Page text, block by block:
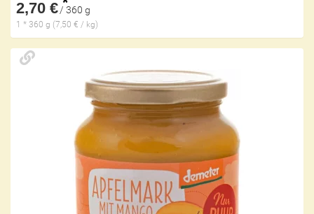
2,70 €/ 360 g
1 * 360 g (7,50 € / kg)